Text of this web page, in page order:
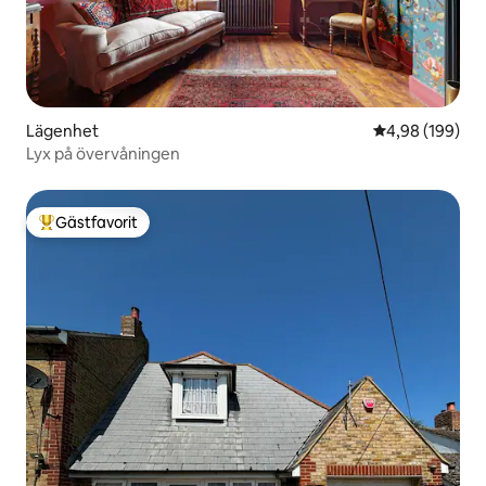
Lägenhet 4,98 av 5 i
4,98 (199)
Lyx på övervåningen
Populär gästfavorit
Gästfavorit